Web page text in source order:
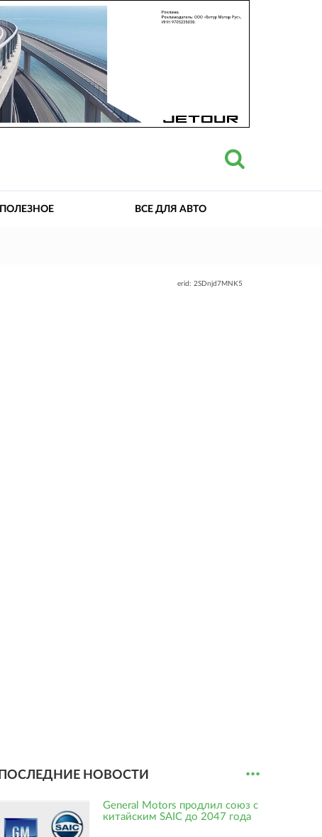
ПОЛЕЗНОЕ ВСЕ ДЛЯ АВТО
erid: 2SDnjd7MNK5
ПОСЛЕДНИЕ НОВОСТИ ...
General Motors продлил союз с
китайским SAIC до 2047 года